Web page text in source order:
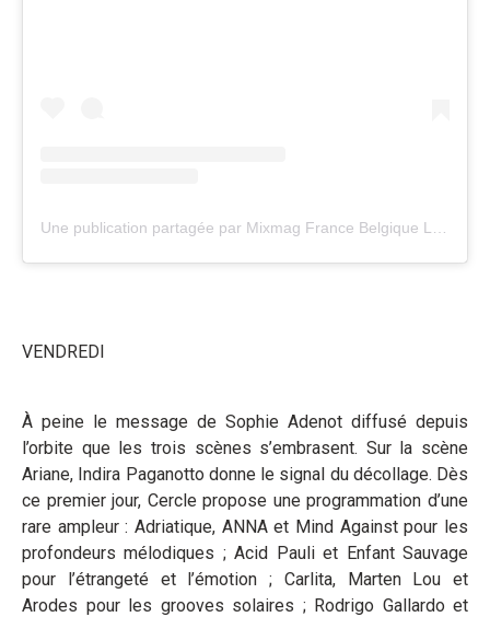
VENDREDI
À peine le message de Sophie Adenot diffusé depuis
l’orbite que les trois scènes s’embrasent. Sur la scène
Ariane, Indira Paganotto donne le signal du décollage. Dès
ce premier jour, Cercle propose une programmation d’une
rare ampleur : Adriatique, ANNA et Mind Against pour les
profondeurs mélodiques ; Acid Pauli et Enfant Sauvage
pour l’étrangeté et l’émotion ; Carlita, Marten Lou et
Arodes pour les grooves solaires ; Rodrigo Gallardo et